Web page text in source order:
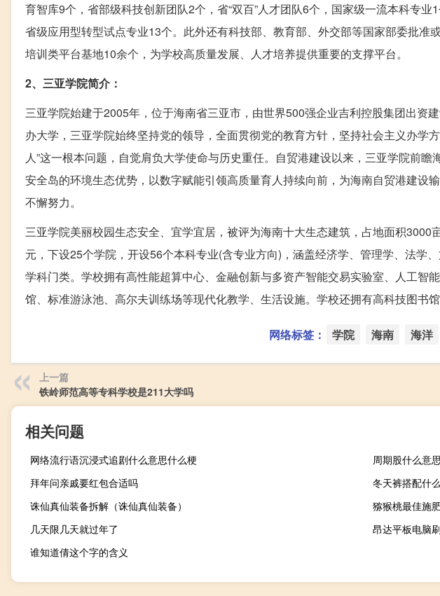
育智库9个，省部级科技创新团队2个，省“双百”人才团队6个，国家级一流本科专
省级应用型转型试点专业13个。此外还有科技部、教育部、外交部等国家部委批准
培训类平台基地10余个，为学校高质量发展、人才培养提供重要的支撑平台。
2、三亚学院简介：
三亚学院始建于2005年，位于海南省三亚市，由世界500强企业吉利控股集团出资
办大学，三亚学院始终坚持党的领导，全面贯彻党的教育方针，坚持社会主义办学
人”这一根本问题，自觉肩负大学使命与历史重任。自贸港建设以来，三亚学院前瞻
安全岛的环境生态优势，以数字赋能引领高质量育人持续向前，为海南自贸港建设
不懈努力。
三亚学院美丽校园生态安全、宜学宜居，被评为海南十大生态建筑，占地面积
元，下设25个学院，开设56个本科专业(含专业方向)，涵盖经济学、管理学、法学
学科门类。学校拥有高性能超算中心、金融创新与多资产智能交易实验室、人工智
馆、标准游泳池、高尔夫训练场等现代化教学、生活设施。学校还拥有高科技图书
网络标签： 学院 海南 海洋
上一篇
铁岭师范高等专科学校是211大学吗
相关问题
网络流行语沉浸式追剧什么意思什么梗
周期股什么意思
拜年问亲戚要红包合适吗
冬天裤搭配什
诛仙真仙装备拆解（诛仙真仙装备）
猕猴桃最佳施
几天限几天就过年了
昂达平板电脑
谁知道倩这个字的含义